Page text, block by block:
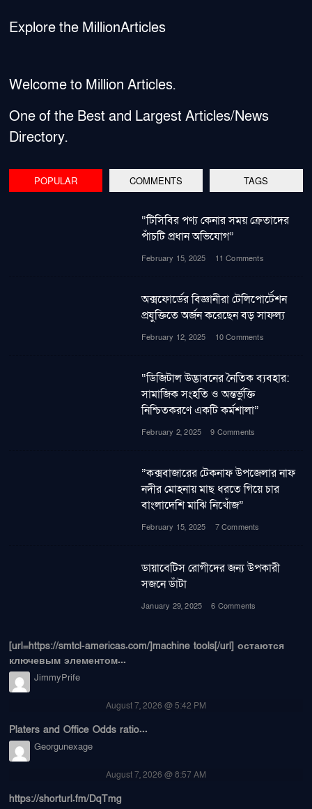
o
সেরা
২৫টি
Explore the MillionArticles
Welcome to Million Articles.
One of the Best and Largest Articles/News
Directory.
POPULAR COMMENTS TAGS
“টিসিবির পণ্য কেনার সময় ক্রেতাদের
পাঁচটি প্রধান অভিযোগ”
February 15, 2025 11 Comments
অক্সফোর্ডের বিজ্ঞানীরা টেলিপোর্টেশন
প্রযুক্তিতে অর্জন করেছেন বড় সাফল্য
February 12, 2025 10 Comments
“ডিজিটাল উদ্ভাবনের নৈতিক ব্যবহার:
সামাজিক সংহতি ও অন্তর্ভুক্তি
নিশ্চিতকরণে একটি কর্মশালা”
February 2, 2025 9 Comments
”কক্সবাজারের টেকনাফ উপজেলার নাফ
নদীর মোহনায় মাছ ধরতে গিয়ে চার
বাংলাদেশি মাঝি নিখোঁজ”
February 15, 2025 7 Comments
ডায়াবেটিস রোগীদের জন্য উপকারী
সজনে ডাঁটা
January 29, 2025 6 Comments
[url=https://smtcl-americas.com/]machine tools[/url] остаются
ключевым элементом...
JimmyPrife
August 7, 2026 @ 5:42 PM
Platers and Office Odds ratio...
Georgunexage
August 7, 2026 @ 8:57 AM
https://shorturl.fm/DqTmg